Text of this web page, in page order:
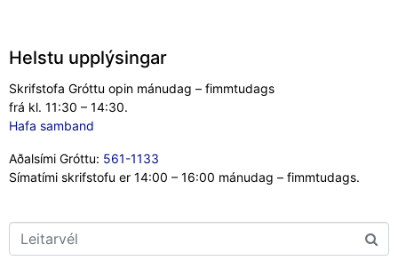
Helstu upplýsingar
Skrifstofa Gróttu opin mánudag – fimmtudags
frá kl. 11:30 – 14:30.
Hafa samband
Aðalsími Gróttu: 561-1133
Símatími skrifstofu er 14:00 – 16:00 mánudag – fimmtudags.